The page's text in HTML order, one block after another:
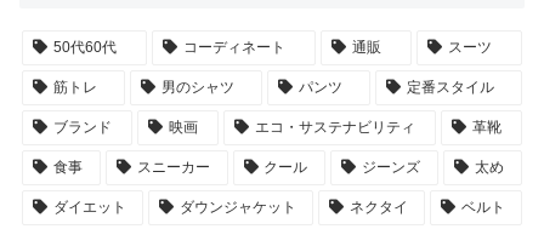
50代60代 コーディネート 通販 スーツ
筋トレ 男のシャツ パンツ 定番スタイル
ブランド 映画 エコ・サステナビリティ 革靴
食事 スニーカー クール ジーンズ 太め
ダイエット ダウンジャケット ネクタイ ベルト